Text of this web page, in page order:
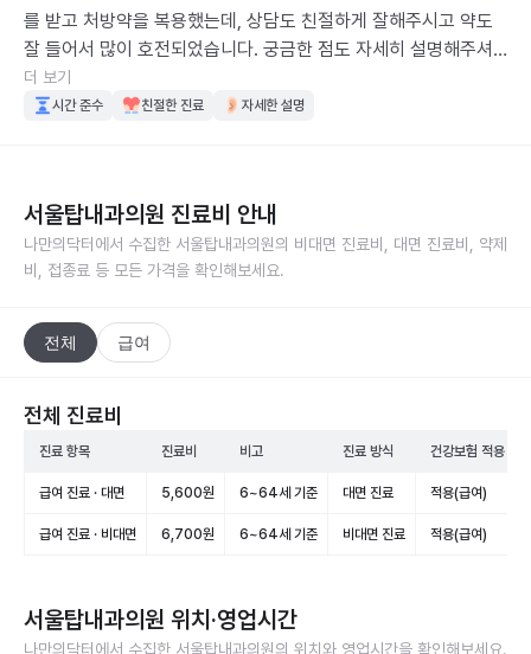
를 받고 처방약을 복용했는데, 상담도 친절하게 잘해주시고 약도
잘 들어서 많이 호전되었습니다. 궁금한 점도 자세히 설명해주셔
서 안심하고 진료받을 수 있었습니다. 감사합니다.
더 보기
시간 준수 친절한 진료 자세한 설명
서울탑내과의원 진료비 안내
나만의닥터에서 수집한 서울탑내과의원의 비대면 진료비, 대면 진료비, 약제
비, 접종료 등 모든 가격을 확인해보세요.
전체 급여
전체 진료비
진료 항목 진료비 비고 진료 방식 건강보험 적용
급여 진료 · 대면 5,600원 6~64세 기준 대면 진료 적용(급여)
급여 진료 · 비대면 6,700원 6~64세 기준 비대면 진료 적용(급여)
서울탑내과의원 위치·영업시간
나만의닥터에서 수집한 서울탑내과의원의 위치와 영업시간을 확인해보세요.